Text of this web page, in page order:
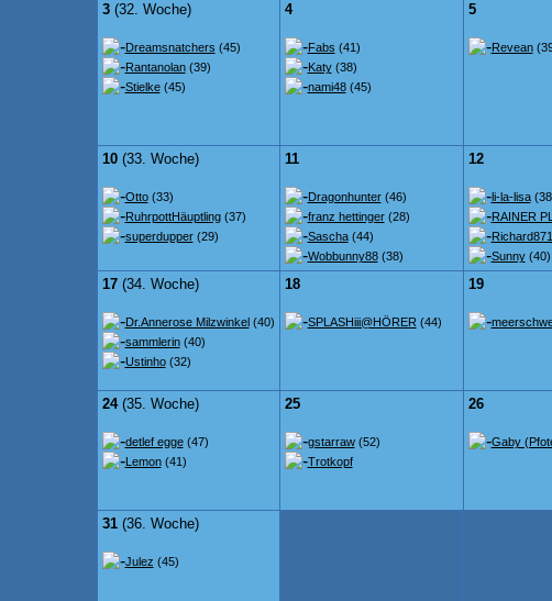
3(32. Woche)
Dreamsnatchers (45)
Rantanolan(39)
Stielke(45)
4
Fabs (41)
Katy(38)
nami48(45)
5
Revean
10(33. Woche)
Otto(33)
RuhrpottHäuptling(37)
superdupper(29)
11
Dragonhunter(46)
franz hettinger(28)
Sascha(44)
Wobbunny88(38)
12
li-la-lisa
RAINER
Richard871
Sunny(40)
17(34. Woche)
Dr.Annerose Milzwinkel(40)
sammlerin(40)
Ustinho(32)
18
SPLASHiii@HÖRER (44)
19
24(35. Woche)
detlef egge(47)
Lemon(41)
25
gstarraw(52)
Trotkopf
26
Gaby
31(36. Woche)
Julez (45)